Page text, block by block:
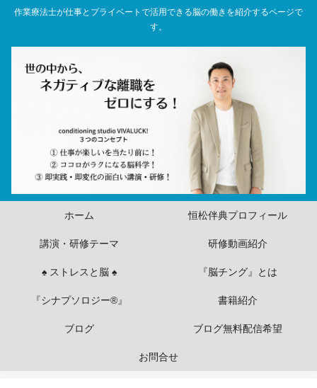
作業療法士が仕事とプライベートで活用できる脳の働きを紹介するページで
す。
ホーム 恒松伴典プロフィール
講演・研修テーマ 研修動画紹介
♠ ストレスと脳 ♠ 『脳チング』とは
『シナプソロジー®』 書籍紹介
ブログ ブログ無料配信希望
お問合せ